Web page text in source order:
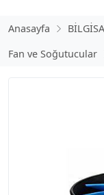
Anasayfa
Fan ve Soğutucular